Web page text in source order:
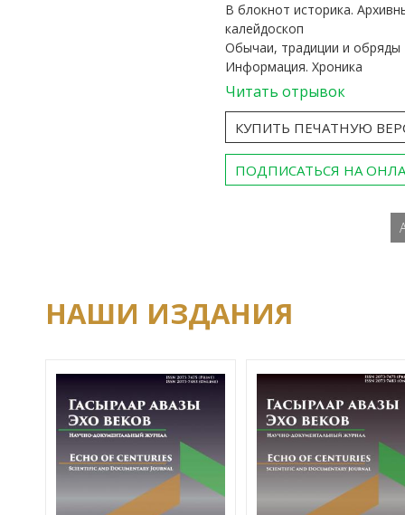
В блокнот историка.
калейдоскоп
Обычаи, традиции и обряды
Информация. Хроника
Читать отрывок
КУПИТЬ ПЕЧАТНУЮ
ПОДПИСАТЬСЯ НА
НАШИ ИЗДАНИЯ